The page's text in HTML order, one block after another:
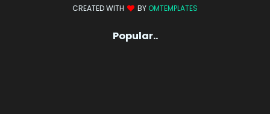
CREATED WITH BY OMTEMPLATES
Popular..